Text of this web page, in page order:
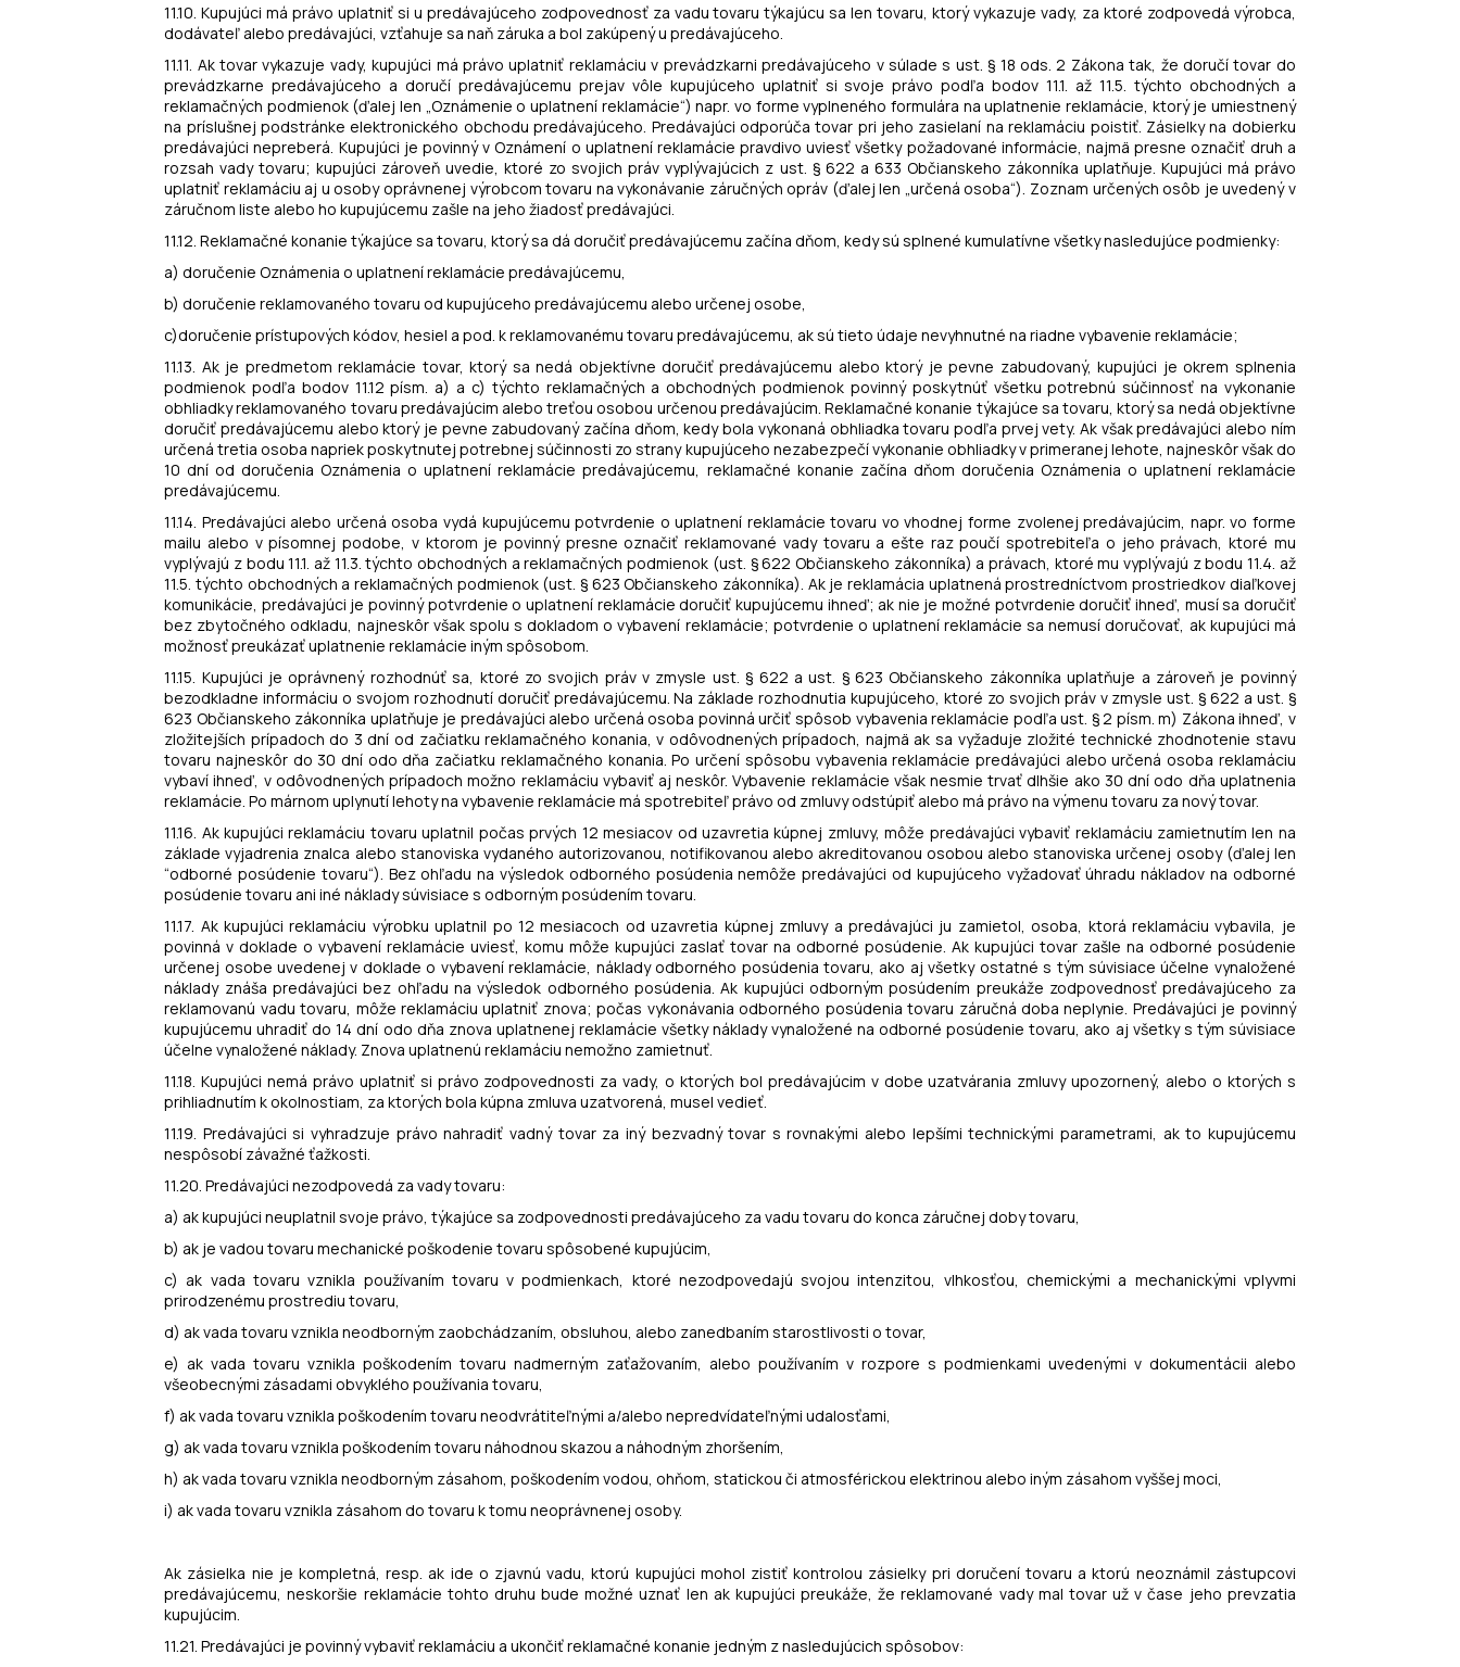
11.10. Kupujúci má právo uplatniť si u predávajúceho zodpovednosť za vadu tovaru týkajúcu sa len tovaru, ktorý vykazuje vady, za ktoré zodpovedá výrobca,
dodávateľ alebo predávajúci, vzťahuje sa naň záruka a bol zakúpený u predávajúceho.
11.11. Ak tovar vykazuje vady, kupujúci má právo uplatniť reklamáciu v prevádzkarni predávajúceho v súlade s ust. § 18 ods. 2 Zákona tak, že doručí tovar do
prevádzkarne predávajúceho a doručí predávajúcemu prejav vôle kupujúceho uplatniť si svoje právo podľa bodov 11.1. až 11.5. týchto obchodných a
reklamačných podmienok (ďalej len „Oznámenie o uplatnení reklamácie“) napr. vo forme vyplneného formulára na uplatnenie reklamácie, ktorý je umiestnený
na príslušnej podstránke elektronického obchodu predávajúceho. Predávajúci odporúča tovar pri jeho zasielaní na reklamáciu poistiť. Zásielky na dobierku
predávajúci nepreberá. Kupujúci je povinný v Oznámení o uplatnení reklamácie pravdivo uviesť všetky požadované informácie, najmä presne označiť druh a
rozsah vady tovaru; kupujúci zároveň uvedie, ktoré zo svojich práv vyplývajúcich z ust. § 622 a 633 Občianskeho zákonníka uplatňuje. Kupujúci má právo
uplatniť reklamáciu aj u osoby oprávnenej výrobcom tovaru na vykonávanie záručných opráv (ďalej len „určená osoba“). Zoznam určených osôb je uvedený v
záručnom liste alebo ho kupujúcemu zašle na jeho žiadosť predávajúci.
11.12. Reklamačné konanie týkajúce sa tovaru, ktorý sa dá doručiť predávajúcemu začína dňom, kedy sú splnené kumulatívne všetky nasledujúce podmienky:
a) doručenie Oznámenia o uplatnení reklamácie predávajúcemu,
b) doručenie reklamovaného tovaru od kupujúceho predávajúcemu alebo určenej osobe,
c)doručenie prístupových kódov, hesiel a pod. k reklamovanému tovaru predávajúcemu, ak sú tieto údaje nevyhnutné na riadne vybavenie reklamácie;
11.13. Ak je predmetom reklamácie tovar, ktorý sa nedá objektívne doručiť predávajúcemu alebo ktorý je pevne zabudovaný, kupujúci je okrem splnenia
podmienok podľa bodov 11.12 písm. a) a c) týchto reklamačných a obchodných podmienok povinný poskytnúť všetku potrebnú súčinnosť na vykonanie
obhliadky reklamovaného tovaru predávajúcim alebo treťou osobou určenou predávajúcim. Reklamačné konanie týkajúce sa tovaru, ktorý sa nedá objektívne
doručiť predávajúcemu alebo ktorý je pevne zabudovaný začína dňom, kedy bola vykonaná obhliadka tovaru podľa prvej vety. Ak však predávajúci alebo ním
určená tretia osoba napriek poskytnutej potrebnej súčinnosti zo strany kupujúceho nezabezpečí vykonanie obhliadky v primeranej lehote, najneskôr však do
10 dní od doručenia Oznámenia o uplatnení reklamácie predávajúcemu, reklamačné konanie začína dňom doručenia Oznámenia o uplatnení reklamácie
predávajúcemu.
11.14. Predávajúci alebo určená osoba vydá kupujúcemu potvrdenie o uplatnení reklamácie tovaru vo vhodnej forme zvolenej predávajúcim, napr. vo forme
mailu alebo v písomnej podobe, v ktorom je povinný presne označiť reklamované vady tovaru a ešte raz poučí spotrebiteľa o jeho právach, ktoré mu
vyplývajú z bodu 11.1. až 11.3. týchto obchodných a reklamačných podmienok (ust. § 622 Občianskeho zákonníka) a právach, ktoré mu vyplývajú z bodu 11.4. až
11.5. týchto obchodných a reklamačných podmienok (ust. § 623 Občianskeho zákonníka). Ak je reklamácia uplatnená prostredníctvom prostriedkov diaľkovej
komunikácie, predávajúci je povinný potvrdenie o uplatnení reklamácie doručiť kupujúcemu ihneď; ak nie je možné potvrdenie doručiť ihneď, musí sa doručiť
bez zbytočného odkladu, najneskôr však spolu s dokladom o vybavení reklamácie; potvrdenie o uplatnení reklamácie sa nemusí doručovať, ak kupujúci má
možnosť preukázať uplatnenie reklamácie iným spôsobom.
11.15. Kupujúci je oprávnený rozhodnúť sa, ktoré zo svojich práv v zmysle ust. § 622 a ust. § 623 Občianskeho zákonníka uplatňuje a zároveň je povinný
bezodkladne informáciu o svojom rozhodnutí doručiť predávajúcemu. Na základe rozhodnutia kupujúceho, ktoré zo svojich práv v zmysle ust. § 622 a ust. §
623 Občianskeho zákonníka uplatňuje je predávajúci alebo určená osoba povinná určiť spôsob vybavenia reklamácie podľa ust. § 2 písm. m) Zákona ihneď, v
zložitejších prípadoch do 3 dní od začiatku reklamačného konania, v odôvodnených prípadoch, najmä ak sa vyžaduje zložité technické zhodnotenie stavu
tovaru najneskôr do 30 dní odo dňa začiatku reklamačného konania. Po určení spôsobu vybavenia reklamácie predávajúci alebo určená osoba reklamáciu
vybaví ihneď, v odôvodnených prípadoch možno reklamáciu vybaviť aj neskôr. Vybavenie reklamácie však nesmie trvať dlhšie ako 30 dní odo dňa uplatnenia
reklamácie. Po márnom uplynutí lehoty na vybavenie reklamácie má spotrebiteľ právo od zmluvy odstúpiť alebo má právo na výmenu tovaru za nový tovar.
11.16. Ak kupujúci reklamáciu tovaru uplatnil počas prvých 12 mesiacov od uzavretia kúpnej zmluvy, môže predávajúci vybaviť reklamáciu zamietnutím len na
základe vyjadrenia znalca alebo stanoviska vydaného autorizovanou, notifikovanou alebo akreditovanou osobou alebo stanoviska určenej osoby (ďalej len
“odborné posúdenie tovaru“). Bez ohľadu na výsledok odborného posúdenia nemôže predávajúci od kupujúceho vyžadovať úhradu nákladov na odborné
posúdenie tovaru ani iné náklady súvisiace s odborným posúdením tovaru.
11.17. Ak kupujúci reklamáciu výrobku uplatnil po 12 mesiacoch od uzavretia kúpnej zmluvy a predávajúci ju zamietol, osoba, ktorá reklamáciu vybavila, je
povinná v doklade o vybavení reklamácie uviesť, komu môže kupujúci zaslať tovar na odborné posúdenie. Ak kupujúci tovar zašle na odborné posúdenie
určenej osobe uvedenej v doklade o vybavení reklamácie, náklady odborného posúdenia tovaru, ako aj všetky ostatné s tým súvisiace účelne vynaložené
náklady znáša predávajúci bez ohľadu na výsledok odborného posúdenia. Ak kupujúci odborným posúdením preukáže zodpovednosť predávajúceho za
reklamovanú vadu tovaru, môže reklamáciu uplatniť znova; počas vykonávania odborného posúdenia tovaru záručná doba neplynie. Predávajúci je povinný
kupujúcemu uhradiť do 14 dní odo dňa znova uplatnenej reklamácie všetky náklady vynaložené na odborné posúdenie tovaru, ako aj všetky s tým súvisiace
účelne vynaložené náklady. Znova uplatnenú reklamáciu nemožno zamietnuť.
11.18. Kupujúci nemá právo uplatniť si právo zodpovednosti za vady, o ktorých bol predávajúcim v dobe uzatvárania zmluvy upozornený, alebo o ktorých s
prihliadnutím k okolnostiam, za ktorých bola kúpna zmluva uzatvorená, musel vedieť.
11.19. Predávajúci si vyhradzuje právo nahradiť vadný tovar za iný bezvadný tovar s rovnakými alebo lepšími technickými parametrami, ak to kupujúcemu
nespôsobí závažné ťažkosti.
11.20. Predávajúci nezodpovedá za vady tovaru:
a) ak kupujúci neuplatnil svoje právo, týkajúce sa zodpovednosti predávajúceho za vadu tovaru do konca záručnej doby tovaru,
b) ak je vadou tovaru mechanické poškodenie tovaru spôsobené kupujúcim,
c) ak vada tovaru vznikla používaním tovaru v podmienkach, ktoré nezodpovedajú svojou intenzitou, vlhkosťou, chemickými a mechanickými vplyvmi
prirodzenému prostrediu tovaru,
d) ak vada tovaru vznikla neodborným zaobchádzaním, obsluhou, alebo zanedbaním starostlivosti o tovar,
e) ak vada tovaru vznikla poškodením tovaru nadmerným zaťažovaním, alebo používaním v rozpore s podmienkami uvedenými v dokumentácii alebo
všeobecnými zásadami obvyklého používania tovaru,
f) ak vada tovaru vznikla poškodením tovaru neodvrátiteľnými a/alebo nepredvídateľnými udalosťami,
g) ak vada tovaru vznikla poškodením tovaru náhodnou skazou a náhodným zhoršením,
h) ak vada tovaru vznikla neodborným zásahom, poškodením vodou, ohňom, statickou či atmosférickou elektrinou alebo iným zásahom vyššej moci,
i) ak vada tovaru vznikla zásahom do tovaru k tomu neoprávnenej osoby.
Ak zásielka nie je kompletná, resp. ak ide o zjavnú vadu, ktorú kupujúci mohol zistiť kontrolou zásielky pri doručení tovaru a ktorú neoznámil zástupcovi
predávajúcemu, neskoršie reklamácie tohto druhu bude možné uznať len ak kupujúci preukáže, že reklamované vady mal tovar už v čase jeho prevzatia
kupujúcim.
11.21. Predávajúci je povinný vybaviť reklamáciu a ukončiť reklamačné konanie jedným z nasledujúcich spôsobov: